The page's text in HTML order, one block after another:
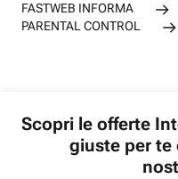
FASTWEB INFORMA
PARENTAL CONTROL
Scopri le offerte
giuste per